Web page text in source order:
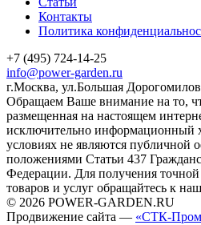
Контакты
Политика
+7 (495) 724-14-25
info@power-garden.ru
г.Москва, ул.Большая
Обращаем Ваше внимание на то,
размещенная на настоящем
исключительно информационный
условиях не являются публичной
положениями Статьи 437
Федерации. Для получения
товаров и услуг обращайтесь к
© 2026 POWER-GARDEN.RU
Продвижение сайта — «СТК-